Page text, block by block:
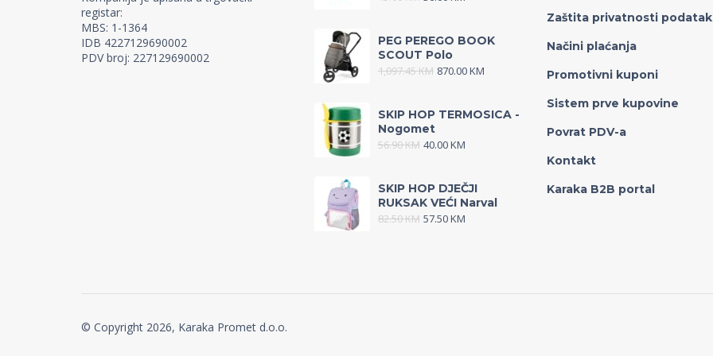
registar:
MBS: 1-1364
IDB 4227129690002
PDV broj: 227129690002
PEG PEREGO BOOK
SCOUT Polo
1,097.45KM 870.00KM
SKIP HOP TERMOSICA -
Nogomet
56.90KM 40.00KM
SKIP HOP DJEČJI
RUKSAK VEĆI Narval
82.50KM 57.50KM
Zaštita privatnosti
Načini plaćanja
Promotivni kuponi
Sistem prve kupovine
Povrat PDV-a
Kontakt
Karaka B2B portal
© Copyright 2026, Karaka Promet d.o.o.